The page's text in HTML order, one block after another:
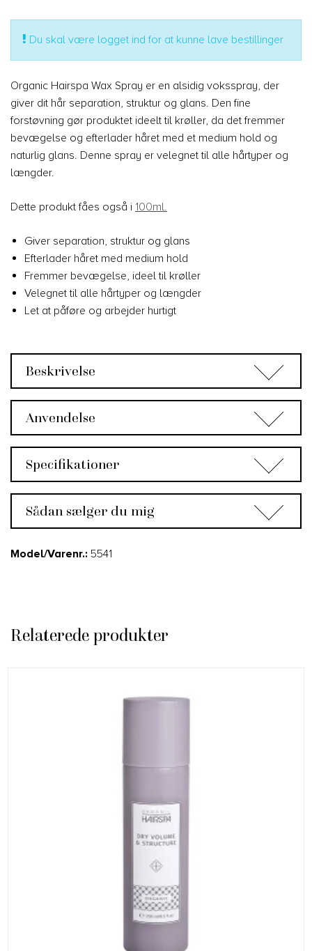
Du skal være logget ind for at kunne lave bestillinger
Organic Hairspa Wax Spray er en alsidig voksspray, der
giver dit hår separation, struktur og glans. Den fine
forstøvning gør produktet ideelt til krøller, da det fremmer
bevægelse og efterlader håret med et medium hold og
naturlig glans. Denne spray er velegnet til alle hårtyper og
længder.
Dette produkt fåes også i 100ml.
Giver separation, struktur og glans
Efterlader håret med medium hold
Fremmer bevægelse, ideel til krøller
Velegnet til alle hårtyper og længder
Let at påføre og arbejder hurtigt
Beskrivelse
Anvendelse
Specifikationer
Sådan sælger du mig
Model/Varenr.: 5541
Relaterede produkter